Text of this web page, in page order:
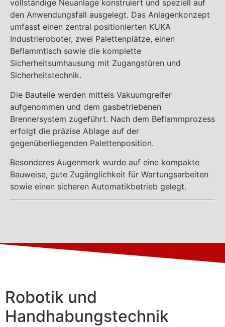
vollständige Neuanlage konstruiert und speziell auf
den Anwendungsfall ausgelegt. Das Anlagenkonzept
umfasst einen zentral positionierten KUKA
Industrieroboter, zwei Palettenplätze, einen
Beflammtisch sowie die komplette
Sicherheitsumhausung mit Zugangstüren und
Sicherheitstechnik.
Die Bauteile werden mittels Vakuumgreifer
aufgenommen und dem gasbetriebenen
Brennersystem zugeführt. Nach dem Beflammprozess
erfolgt die präzise Ablage auf der
gegenüberliegenden Palettenposition.
Besonderes Augenmerk wurde auf eine kompakte
Bauweise, gute Zugänglichkeit für Wartungsarbeiten
sowie einen sicheren Automatikbetrieb gelegt.
Robotik und
Handhabungstechnik